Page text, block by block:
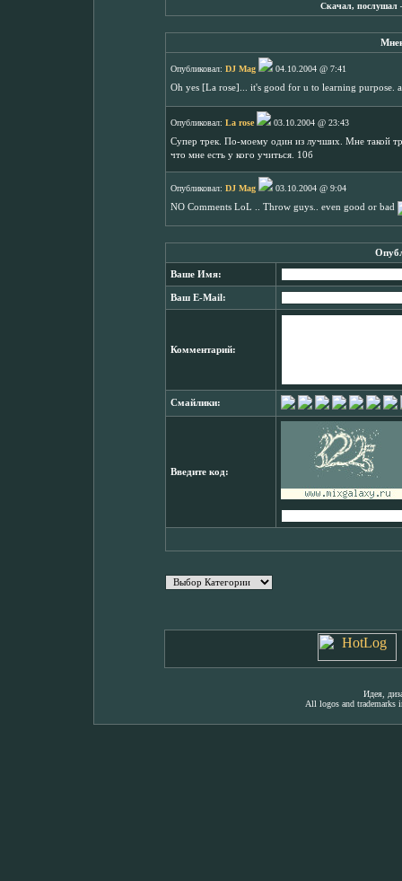
Скачал, послушал
Опубликовал: DJ Mag
04.10.2004 @ 7:41
Oh yes [La rose]... it's good for u to learning purpose.
Опубликовал: La rose
03.10.2004 @ 23:43
Супер трек. По-моему один из лучших. Мне такой
что мне есть у кого учиться. 10б
Опубликовал: DJ Mag
03.10.2004 @ 9:04
NO Comments LoL .. Throw guys.. even good or bad
Ваше Имя:
Ваш E-Mail:
Комментарий:
Смайлики:
Введите код:
Идея,
All logos and trademarks